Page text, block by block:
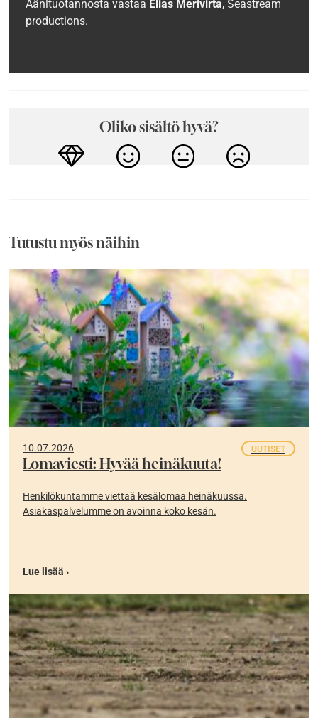
Äänituotannosta vastaa Elias Merivirta, Seastream
productions.
Oliko sisältö hyvä?
Tutustu myös näihin
10.07.2026 UUTISET
Lomaviesti: Hyvää heinäkuuta!
Henkilökuntamme viettää kesälomaa heinäkuussa.
Asiakaspalvelumme on avoinna koko kesän.
Lue lisää ›